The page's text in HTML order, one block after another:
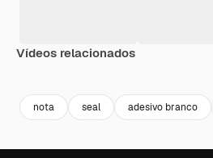
Vídeos relacionados
nota seal adesivo branco